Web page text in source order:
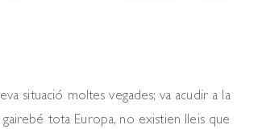
situació moltes vegades; va acudir a la
tota Europa, no existien lleis que